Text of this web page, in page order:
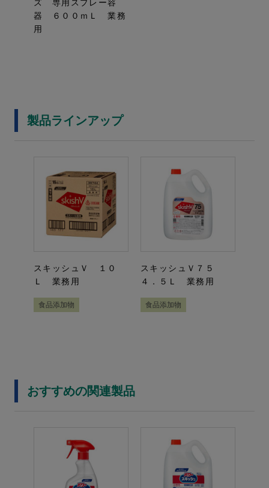
ズ 専用スプレー容
器 ６００ｍＬ 業務
用
製品ラインアップ
スキッシュＶ １０
Ｌ 業務用
食品添加物
スキッシュＶ７５
４．５Ｌ 業務用
食品添加物
おすすめの関連製品